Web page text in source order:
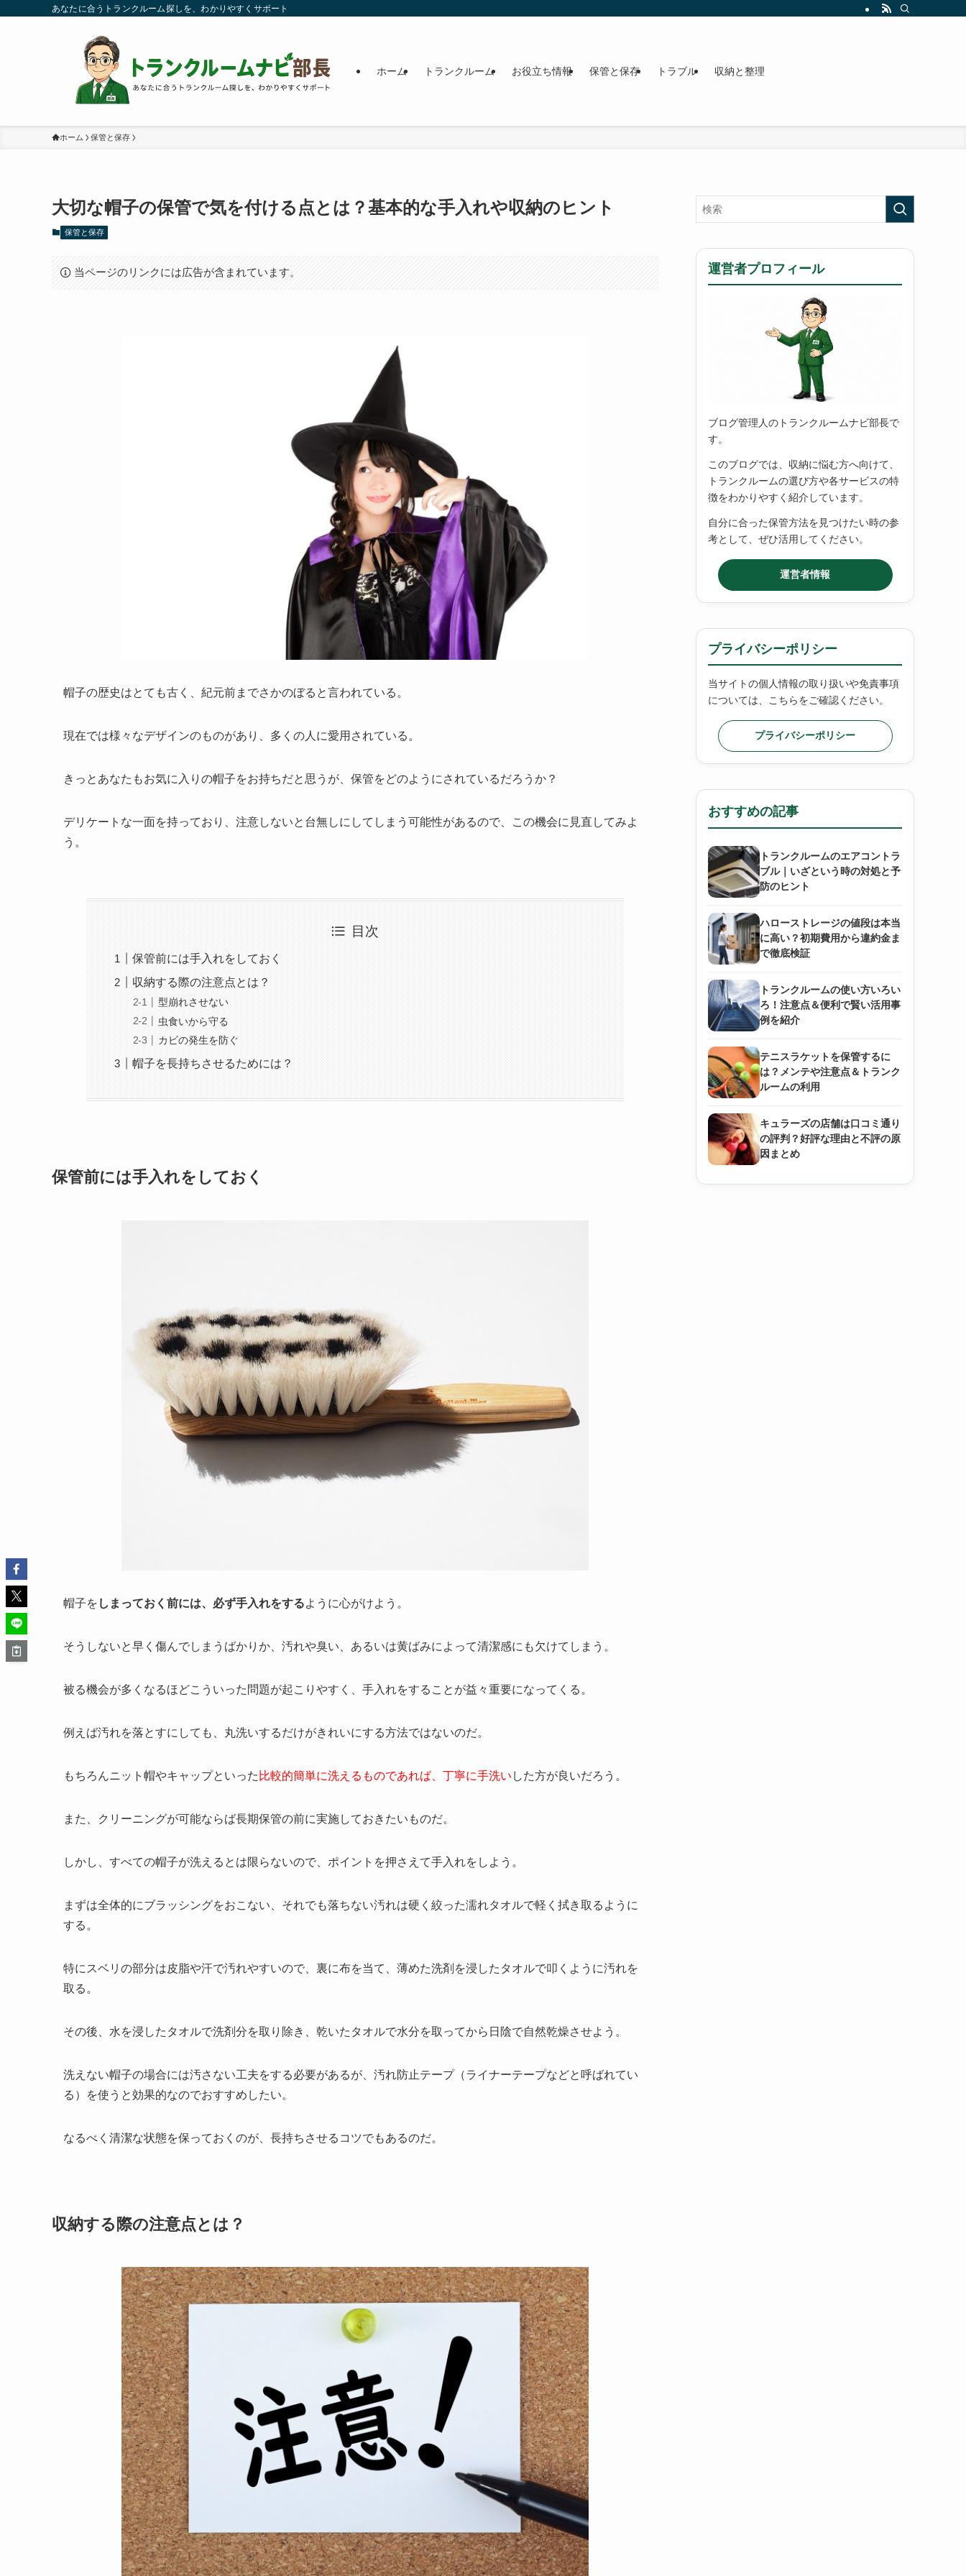
あなたに合うトランクルーム探しを、わかりやすくサポート
ホーム トランクルーム お役立ち情報 保管と保存 トラブル 収納と整理
ホーム 保管と保存
大切な帽子の保管で気を付ける点とは？基本的な手入れや収納のヒント
保管と保存
当ページのリンクには広告が含まれています。
帽子の歴史はとても古く、紀元前までさかのぼると言われている。
現在では様々なデザインのものがあり、多くの人に愛用されている。
きっとあなたもお気に入りの帽子をお持ちだと思うが、保管をどのようにされているだろうか？
デリケートな一面を持っており、注意しないと台無しにしてしまう可能性があるので、この機会に見直してみよ
う。
目次
保管前には手入れをしておく
収納する際の注意点とは？
型崩れさせない
虫食いから守る
カビの発生を防ぐ
帽子を長持ちさせるためには？
保管前には手入れをしておく
帽子を しまっておく前には、必ず手入れをするように心がけよう。
そうしないと早く傷んでしまうばかりか、汚れや臭い、あるいは黄ばみによって清潔感にも欠けてしまう。
被る機会が多くなるほどこういった問題が起こりやすく、手入れをすることが益々重要になってくる。
例えば汚れを落とすにしても、丸洗いするだけがきれいにする方法ではないのだ。
もちろんニット帽やキャップといった 比較的簡単に洗えるものであれば、丁寧に手洗い した方が良いだろう。
また、クリーニングが可能ならば長期保管の前に実施しておきたいものだ。
しかし、すべての帽子が洗えるとは限らないので、ポイントを押さえて手入れをしよう。
まずは全体的にブラッシングをおこない、それでも落ちない汚れは硬く絞った濡れタオルで軽く拭き取るように
する。
特にスベリの部分は皮脂や汗で汚れやすいので、裏に布を当て、薄めた洗剤を浸したタオルで叩くように汚れを
取る。
その後、水を浸したタオルで洗剤分を取り除き、乾いたタオルで水分を取ってから日陰で自然乾燥させよう。
洗えない帽子の場合には汚さない工夫をする必要があるが、汚れ防止テープ（ライナーテープなどと呼ばれてい
る）を使うと効果的なのでおすすめしたい。
なるべく清潔な状態を保っておくのが、長持ちさせるコツでもあるのだ。
収納する際の注意点とは？
運営者プロフィール
ブログ管理人のトランクルームナビ部長で
す。
このブログでは、収納に悩む方へ向けて、
トランクルームの選び方や各サービスの特
徴をわかりやすく紹介しています。
自分に合った保管方法を見つけたい時の参
考として、ぜひ活用してください。
運営者情報
プライバシーポリシー
当サイトの個人情報の取り扱いや免責事項
については、こちらをご確認ください。
プライバシーポリシー
おすすめの記事
トランクルームのエアコントラ
ブル｜いざという時の対処と予
防のヒント
ハローストレージの値段は本当
に高い？初期費用から違約金ま
で徹底検証
トランクルームの使い方いろい
ろ！注意点＆便利で賢い活用事
例を紹介
テニスラケットを保管するに
は？メンテや注意点＆トランク
ルームの利用
キュラーズの店舗は口コミ通り
の評判？好評な理由と不評の原
因まとめ